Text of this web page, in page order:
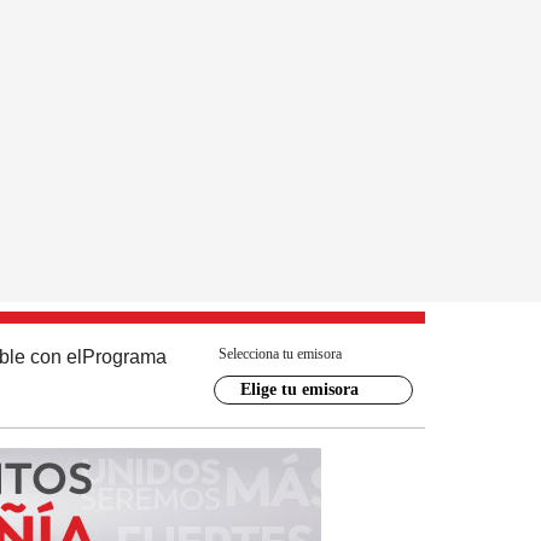
con el Programa Selecciona tu emisora
Elige tu emisora